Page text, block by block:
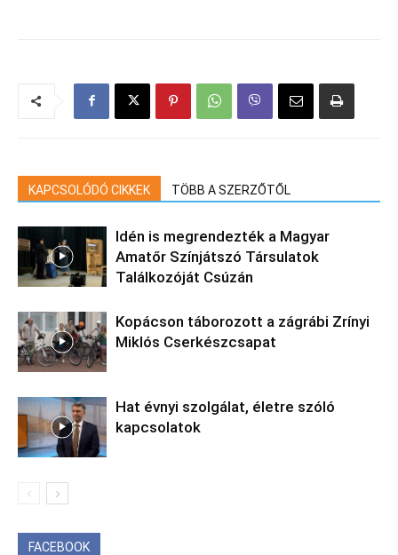
KAPCSOLÓDÓ CIKKEK TÖBB A SZERZŐTŐL
Idén is megrendezték a Magyar
Amatőr Színjátszó Társulatok
Találkozóját Csúzán
Kopácson táborozott a zágrábi Zrínyi
Miklós Cserkészcsapat
Hat évnyi szolgálat, életre szóló
kapcsolatok
FACEBOOK